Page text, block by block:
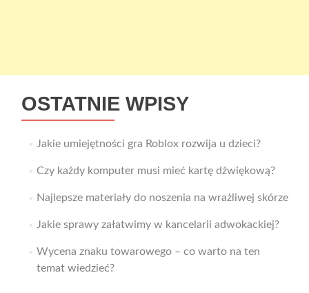
OSTATNIE WPISY
Jakie umiejętności gra Roblox rozwija u dzieci?
Czy każdy komputer musi mieć kartę dźwiękową?
Najlepsze materiały do noszenia na wrażliwej skórze
Jakie sprawy załatwimy w kancelarii adwokackiej?
Wycena znaku towarowego – co warto na ten
temat wiedzieć?